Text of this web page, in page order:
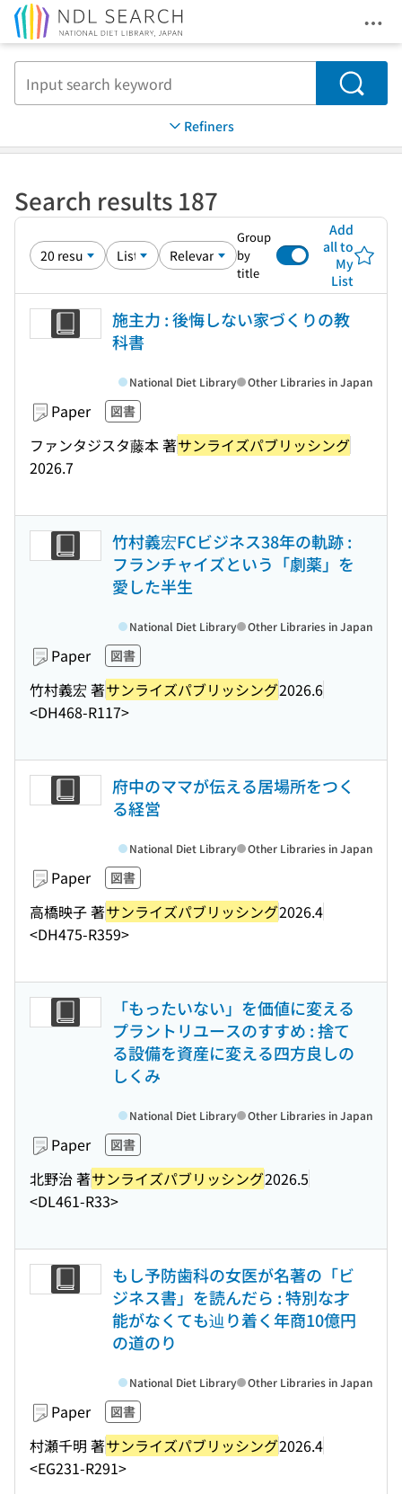
Search
Refiners
Search results 187
Group
by
title
Add
all to
My
List
施主力 : 後悔しない家づくりの教
科書
Paper 図書
ファンタジスタ藤本 著サンライズパブリッシング
2026.7
National Diet Library Other Libraries in Japan
竹村義宏FCビジネス38年の軌跡 :
フランチャイズという「劇薬」を
愛した半生
Paper 図書
竹村義宏 著サンライズパブリッシング2026.6
<DH468-R117>
National Diet Library Other Libraries in Japan
府中のママが伝える居場所をつく
る経営
Paper 図書
高橋映子 著サンライズパブリッシング2026.4
<DH475-R359>
National Diet Library Other Libraries in Japan
「もったいない」を価値に変える
プラントリユースのすすめ : 捨て
る設備を資産に変える四方良しの
しくみ
Paper 図書
北野治 著サンライズパブリッシング2026.5
<DL461-R33>
National Diet Library Other Libraries in Japan
もし予防歯科の女医が名著の「ビ
ジネス書」を読んだら : 特別な才
能がなくても辿り着く年商10億円
の道のり
Paper 図書
村瀬千明 著サンライズパブリッシング2026.4
<EG231-R291>
National Diet Library Other Libraries in Japan